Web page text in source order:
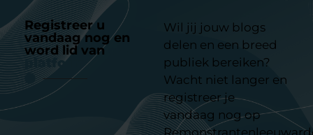
Registreer u
vandaag nog en
word lid van
platform
Wil jij jouw blogs
delen en een breed
publiek bereiken?
Wacht niet langer en
registreer je
vandaag nog op